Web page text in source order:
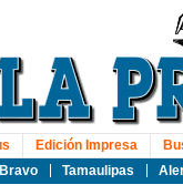
Tamaulipas
Edición Impresa